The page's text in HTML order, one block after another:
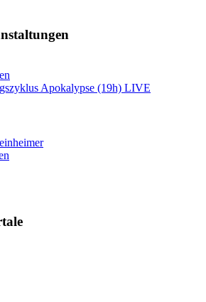
Apokalypse (19h) LIVE